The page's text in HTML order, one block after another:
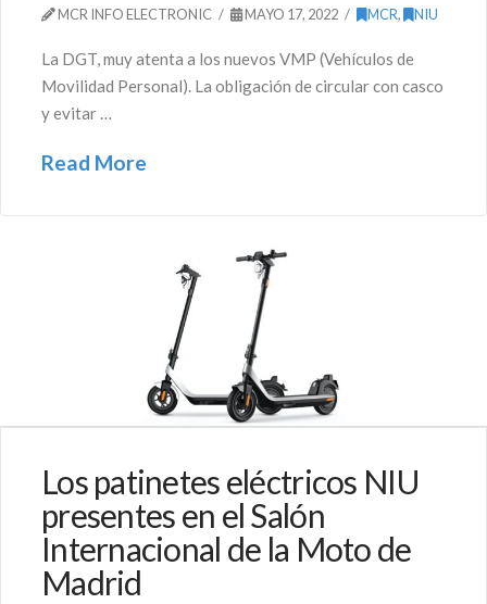
MCR INFO ELECTRONIC MAYO 17, 2022 MCR, NIU
La DGT, muy atenta a los nuevos VMP (Vehículos de
Movilidad Personal). La obligación de circular con casco
y evitar …
Read More
Los patinetes eléctricos NIU
presentes en el Salón
Internacional de la Moto de
Madrid